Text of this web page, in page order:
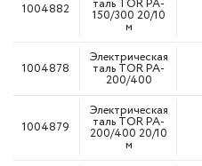
1004882 таль TOR PA-
150/300 20/10
м
1004878
Электрическая
таль TOR PA-
200/400
1004879
Электрическая
таль TOR PA-
200/400 20/10
м